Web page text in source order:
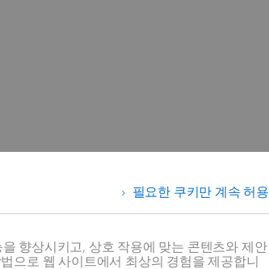
대응하기
납품 전략에 의해서 전례 없
필요한 쿠키만 계속 허용
향상시키고, 상호 작용에 맞는 콘텐츠와 제안
으로 웹 사이트에서 최상의 경험을 제공합니